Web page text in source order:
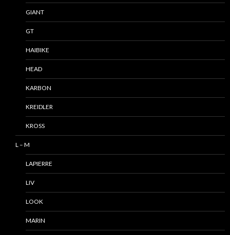
GIANT
GT
HAIBIKE
HEAD
KARBON
KREIDLER
KROSS
L – M
LAPIERRE
LIV
LOOK
MARIN